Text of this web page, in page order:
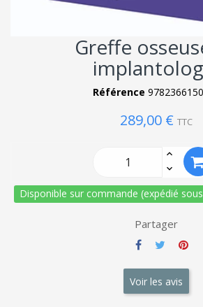
Greffe
Référence
289,00 € TTC
Disponible sur commande (expédié
Partager
Voir les avis